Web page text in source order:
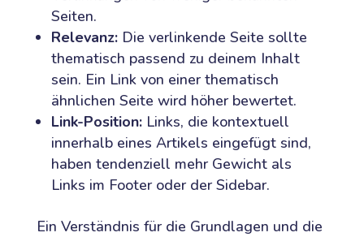
Seiten.
Relevanz:Die verlinkende Seite sollte
thematisch passend zu deinem Inhalt
sein. Ein Link von einer thematisch
ähnlichen Seite wird höher bewertet.
Link-Position:Links, die kontextuell
innerhalb eines Artikels eingefügt sind,
haben tendenziell mehr Gewicht als
Links im Footer oder der Sidebar.
Ein Verständnis für die Grundlagen und die